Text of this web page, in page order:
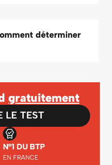
déterminer
gratuitement
LE TEST
N°1 DU BTP
EN FRANCE